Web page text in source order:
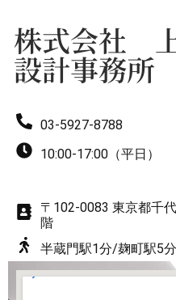
8
9
9
株式会社
設計事務所
03-5927-8788
10:00-17:00（平日）
〒102-0083 東京都千
階
半蔵門駅1分/麹町駅5分